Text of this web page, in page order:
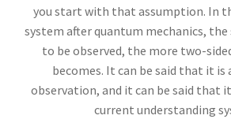
【原子模型を提唱した原子
イェール大学の関連
ギブス・山川健次郎・
you start with that assumption. In
system after quantum mechanics,
to be observed, the more two-
becomes. It can be said that it
observation, and it can be said that
current understanding